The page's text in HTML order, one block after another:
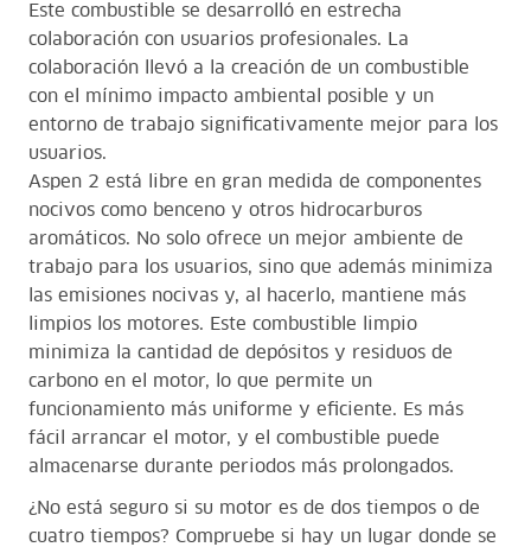
Este combustible se desarrolló en estrecha
colaboración con usuarios profesionales. La
colaboración llevó a la creación de un combustible
con el mínimo impacto ambiental posible y un
entorno de trabajo significativamente mejor para los
usuarios.
Aspen 2 está libre en gran medida de componentes
nocivos como benceno y otros hidrocarburos
aromáticos. No solo ofrece un mejor ambiente de
trabajo para los usuarios, sino que además minimiza
las emisiones nocivas y, al hacerlo, mantiene más
limpios los motores. Este combustible limpio
minimiza la cantidad de depósitos y residuos de
carbono en el motor, lo que permite un
funcionamiento más uniforme y eficiente. Es más
fácil arrancar el motor, y el combustible puede
almacenarse durante periodos más prolongados.
¿No está seguro si su motor es de dos tiempos o de
cuatro tiempos? Compruebe si hay un lugar donde se